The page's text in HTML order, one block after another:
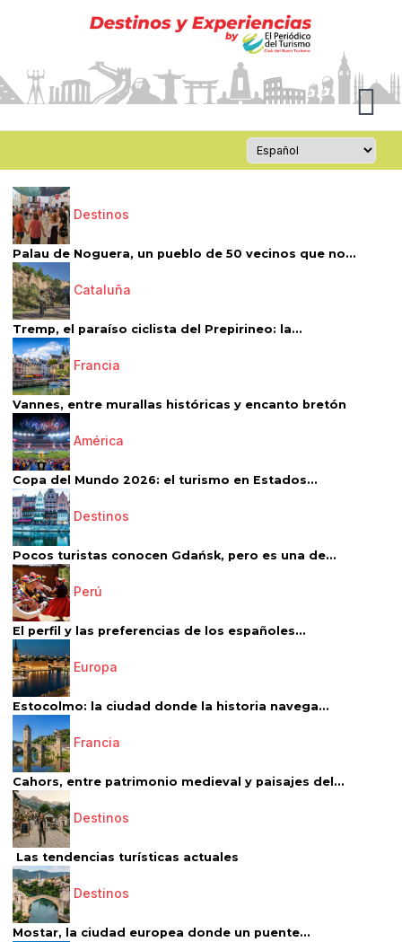
Destinos
Palau de Noguera, un pueblo de 50 vecinos que no...
Cataluña
Tremp, el paraíso ciclista del Prepirineo: la...
Francia
Vannes, entre murallas históricas y encanto bretón
América
Copa del Mundo 2026: el turismo en Estados...
Destinos
Pocos turistas conocen Gdańsk, pero es una de...
Perú
El perfil y las preferencias de los españoles...
Europa
Estocolmo: la ciudad donde la historia navega...
Francia
Cahors, entre patrimonio medieval y paisajes del...
Destinos
Las tendencias turísticas actuales
Destinos
Mostar, la ciudad europea donde un puente...